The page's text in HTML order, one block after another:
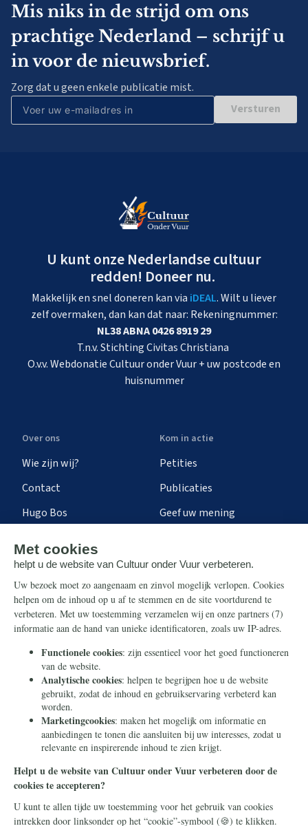
Mis niks in de strijd om ons
prachtige Nederland – schrijf u
in voor de nieuwsbrief.
Zorg dat u geen enkele publicatie mist.
Versturen
U kunt onze Nederlandse cultuur
redden! Doneer nu.
Makkelijk en snel doneren kan via iDEAL. Wilt u liever
zelf overmaken, dan kan dat naar: Rekeningnummer:
NL38 ABNA 0426 8919 29
T.n.v. Stichting Civitas Christiana
O.v.v. Webdonatie Cultuur onder Vuur + uw postcode en
huisnummer
Over ons
Wie zijn wij?
Contact
Hugo Bos
Kom in actie
Petities
Publicaties
Geef uw mening
Steun ons
Nieuwsbrief
Eenmalig
Maandelijks
Periodiek
Nalaten
Zelf overschrijven
Info
Contact
Ontvang onze Telegram-
berichten
© 2026 Stichting Civitas Christiana Cookieverklaring